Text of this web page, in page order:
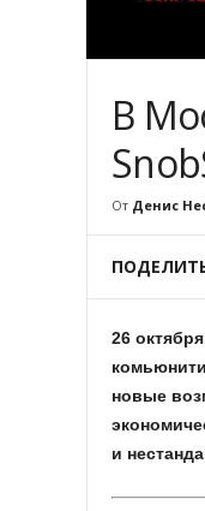
В
От Денис
26
новые
и